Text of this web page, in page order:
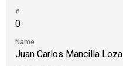
#
0
Name
Juan Carlos Mancilla Loza